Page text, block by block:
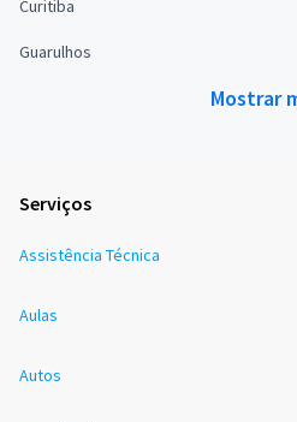
Curitiba
Guarulhos
Mostrar
Serviços
Assistência Técnica
Aulas
Autos